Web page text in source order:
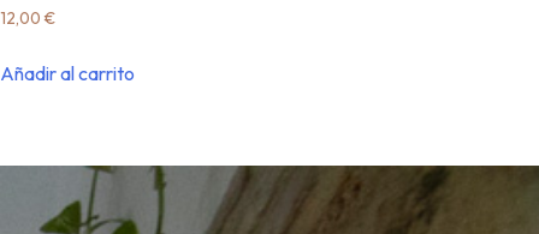
12,00€
Añadir al carrito